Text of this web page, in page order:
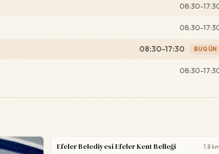
08:30-
08:30-
08:30-17:30 BUGÜN
08:30-
Efeler Belediyesi Efeler Kent Belleği 1.8